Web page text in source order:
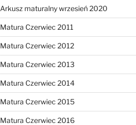
Arkusz maturalny wrzesień 2020
Matura Czerwiec 2011
Matura Czerwiec 2012
Matura Czerwiec 2013
Matura Czerwiec 2014
Matura Czerwiec 2015
Matura Czerwiec 2016